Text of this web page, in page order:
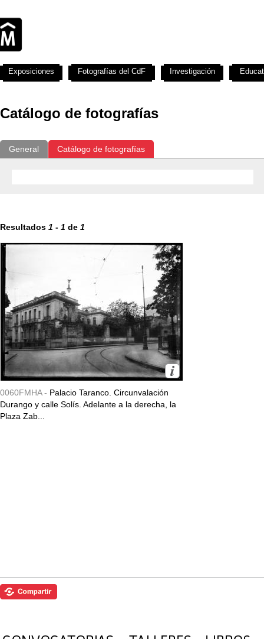
Catálogo de fotografías
General Catálogo de fotografías
Resultados 1 - 1 de 1
0060FMHA - Palacio Taranco. Circunvalación
Durango y calle Solís. Adelante a la derecha, la
Plaza Zab...
Exposiciones Fotografías del CdF Investigación